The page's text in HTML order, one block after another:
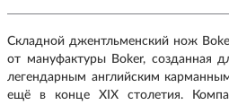
Складной джентльменский нож
от мануфактуры Boker, созданная
легендарным английским
ещё в конце XIX столетия.